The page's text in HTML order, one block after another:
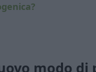
modo di